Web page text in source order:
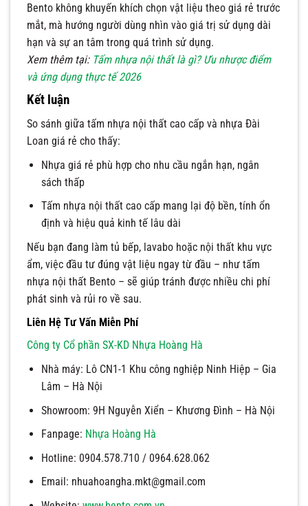
Bento không khuyến khích chọn vật liệu theo giá rẻ trước
mắt, mà hướng người dùng nhìn vào giá trị sử dụng dài
hạn và sự an tâm trong quá trình sử dụng.
Xem thêm tại: Tấm nhựa nội thất là gì? Ưu nhược điểm
và ứng dụng thực tế 2026
Kết luận
So sánh giữa tấm nhựa nội thất cao cấp và nhựa Đài
Loan giá rẻ cho thấy:
Nhựa giá rẻ phù hợp cho nhu cầu ngắn hạn, ngân
sách thấp
Tấm nhựa nội thất cao cấp mang lại độ bền, tính ổn
định và hiệu quả kinh tế lâu dài
Nếu bạn đang làm tủ bếp, lavabo hoặc nội thất khu vực
ẩm, việc đầu tư đúng vật liệu ngay từ đầu – như tấm
nhựa nội thất Bento – sẽ giúp tránh được nhiều chi phí
phát sinh và rủi ro về sau.
Liên Hệ Tư Vấn Miễn Phí
Công ty Cổ phần SX-KD Nhựa Hoàng Hà
Nhà máy: Lô CN1-1 Khu công nghiệp Ninh Hiệp – Gia
Lâm – Hà Nội
Showroom: 9H Nguyễn Xiển – Khương Đình – Hà Nội
Fanpage: Nhựa Hoàng Hà
Hotline: 0904.578.710 / 0964.628.062
Email: nhuahoangha.mkt@gmail.com